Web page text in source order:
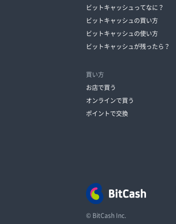
ビットキャッシュってなに？
ビットキャッシュの買い方
ビットキャッシュの使い方
ビットキャッシュが残ったら？
買い方
お店で買う
オンラインで買う
ポイントで交換
© BitCash Inc.